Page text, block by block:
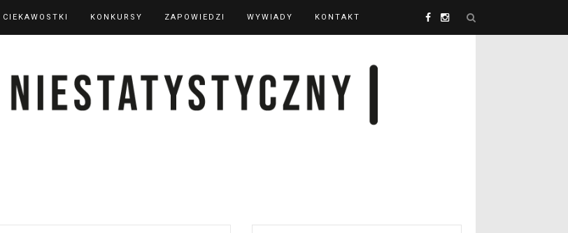
CIEKAWOSTKI KONKURSY ZAPOWIEDZI WYWIADY KONTAKT